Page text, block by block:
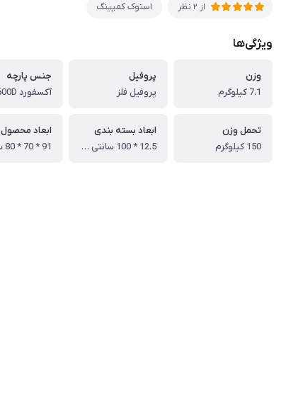
از 2 نظر استوک کمپینگ
ویژگی‌ها
وزن
7.1 کیلوگرم
پروفیل
پروفیل فلز
جنس پارچه
تحمل وزن
150 کیلوگرم
ابعاد بسته بندی
12.5 * 100 سانتی متر
ابعاد محصول